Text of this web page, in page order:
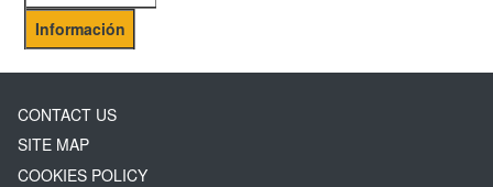
Información
CONTACT US
SITE MAP
COOKIES POLICY